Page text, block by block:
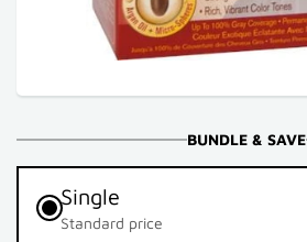
BUNDLE & SAVE
Single
Standard price